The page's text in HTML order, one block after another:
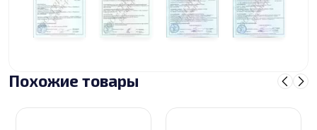
Похожие товары